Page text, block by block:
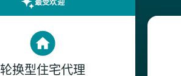
最受欢迎
轮换型住宅代理